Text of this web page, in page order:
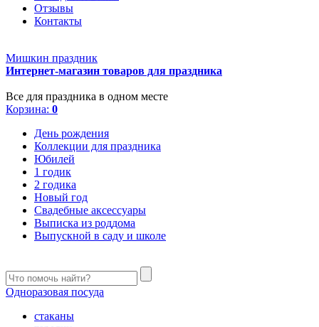
Отзывы
Контакты
Мишкин праздник
Интернет-магазин товаров для праздника
Все для праздника в одном месте
Корзина: 0
День рождения
Коллекции для праздника
Юбилей
1 годик
2 годика
Новый год
Свадебные аксессуары
Выписка из роддома
Выпускной в саду и школе
Одноразовая посуда
стаканы